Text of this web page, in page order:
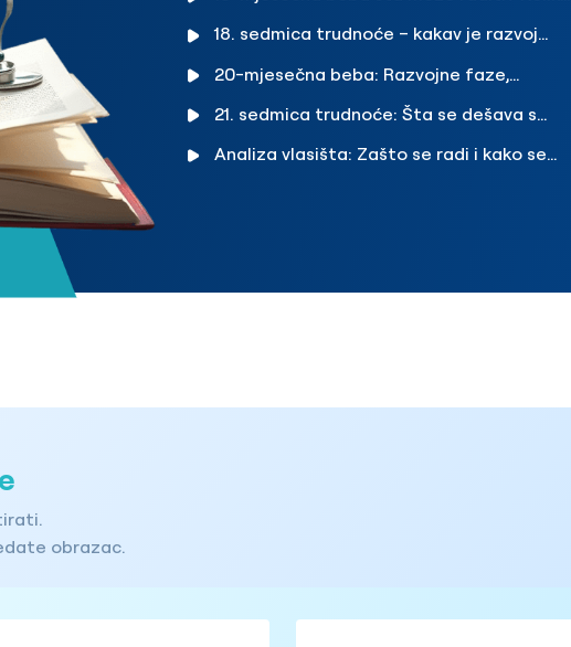
18. sedmica trudnoće – kakav je razvoj
u 18. sedmici
20-mjesečna beba: Razvojne faze,
ishrana i vodič za roditelje
21. sedmica trudnoće: Šta se dešava s
Analiza vlasišta: Zašto se radi i kako se
obrazac.